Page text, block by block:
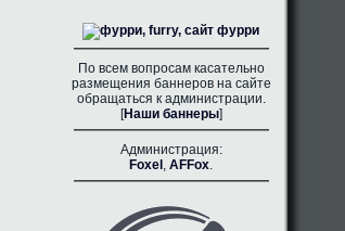
По всем вопросам касательно
размещения баннеров на сайте
обращаться к администрации.
[Наши баннеры]
Администрация:
Foxel , AFFox.